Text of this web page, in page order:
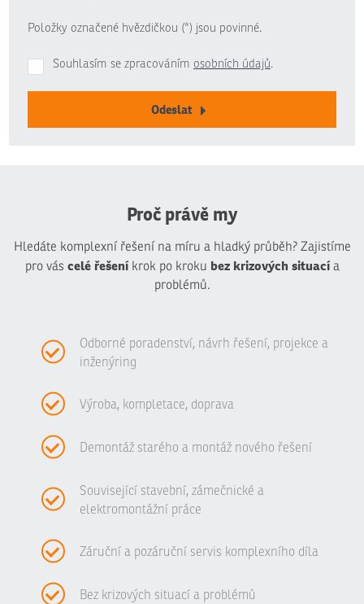
Položky označené hvězdičkou (*) jsou povinné.
Souhlasím se zpracováním osobních údajů.
Odeslat
Proč právě my
Hledáte komplexní řešení na míru a hladký průběh? Zajistíme
pro vás celé řešeníkrok po kroku bez krizových situacía
problémů.
Odborné poradenství, návrh řešení, projekce a
inženýring
Výroba, kompletace, doprava
Demontáž starého a montáž nového řešení
Související stavební, zámečnické a
elektromontážní práce
Záruční a pozáruční servis komplexního díla
Bez krizových situací a problémů